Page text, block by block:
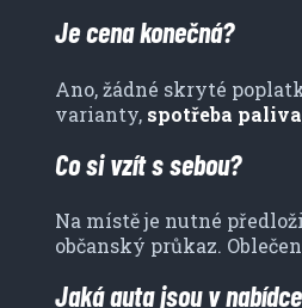
Je cena konečná?
Ano, žádné skryté
varianty, spotřeba paliva
Co si vzít s sebou?
Na místě je nutné
občanský průkaz.
Jaká auta jsou v